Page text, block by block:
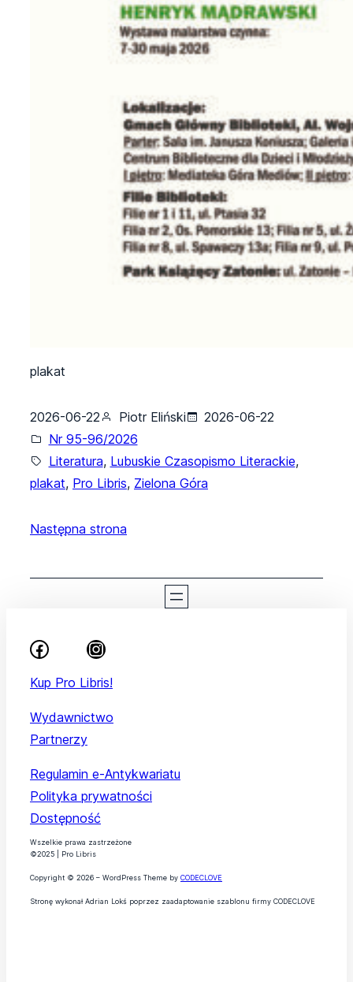
plakat
2026-06-22 Piotr Eliński
2026-06-22
Nr 95-96/2026
Literatura, Lubuskie Czasopismo Literackie,
plakat, Pro Libris, Zielona Góra
Następna strona
Kup Pro Libris!
Wydawnictwo
Partnerzy
Regulamin e-Antykwariatu
Polityka prywatności
Dostępność
Wszelkie prawa zastrzeżone
©2025 | Pro Libris
Copyright © 2026 – WordPress Theme by CODECLOVE
Stronę wykonał Adrian Lokś poprzez zaadaptowanie szablonu firmy CODECLOVE